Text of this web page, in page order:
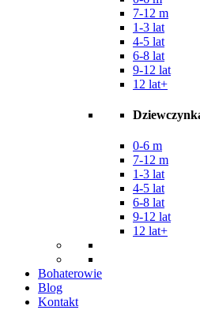
7-12 m
1-3 lat
4-5 lat
6-8 lat
9-12 lat
12 lat+
0-6 m
7-12 m
1-3 lat
4-5 lat
6-8 lat
9-12 lat
12 lat+
Bohaterowie
Blog
Kontakt